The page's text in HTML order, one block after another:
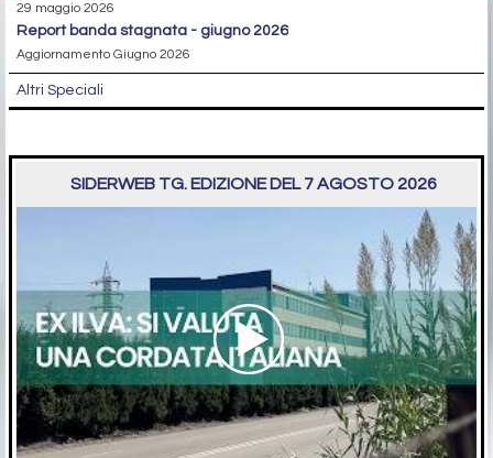
29 maggio 2026
report banda stagnata - giugno 2026
Aggiornamento Giugno 2026
Altri Speciali
SIDERWEB TG. EDIZIONE DEL 7 AGOSTO 2026